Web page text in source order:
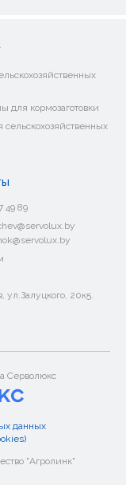
для кормозаготовки
49 89
ул.Залуцкого, 20к5.
Серволюкс
данных
"Агролинк"